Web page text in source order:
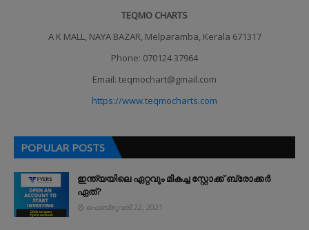
TEQMO CHARTS
A K MALL, NAYA BAZAR, Melparamba, Kerala 671317
Phone: 070124 37964
Email: teqmochart@gmail.com
https://www.teqmocharts.com
POPULAR POSTS
ഇന്ത്യയിലെ ഏറ്റവും മികച്ച സ്റ്റോക്ക് ബ്രോക്കർ
ഏത്?
ഫെബ്രുവരി 22, 2021